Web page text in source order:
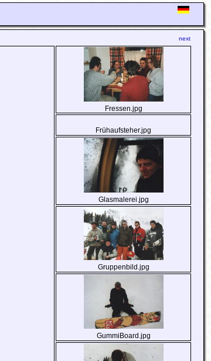
next
Fressen.jpg
Frühaufsteher.jpg
Glasmalerei.jpg
Gruppenbild.jpg
GummiBoard.jpg